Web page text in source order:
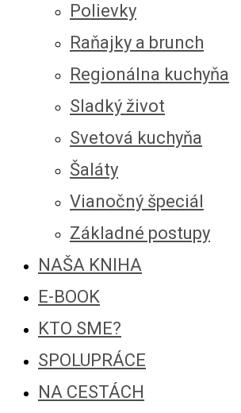
Polievky
Raňajky a brunch
Regionálna kuchyňa
Sladký život
Svetová kuchyňa
Šaláty
Vianočný špeciál
Základné postupy
NAŠA KNIHA
E-BOOK
KTO SME?
SPOLUPRÁCE
NA CESTÁCH